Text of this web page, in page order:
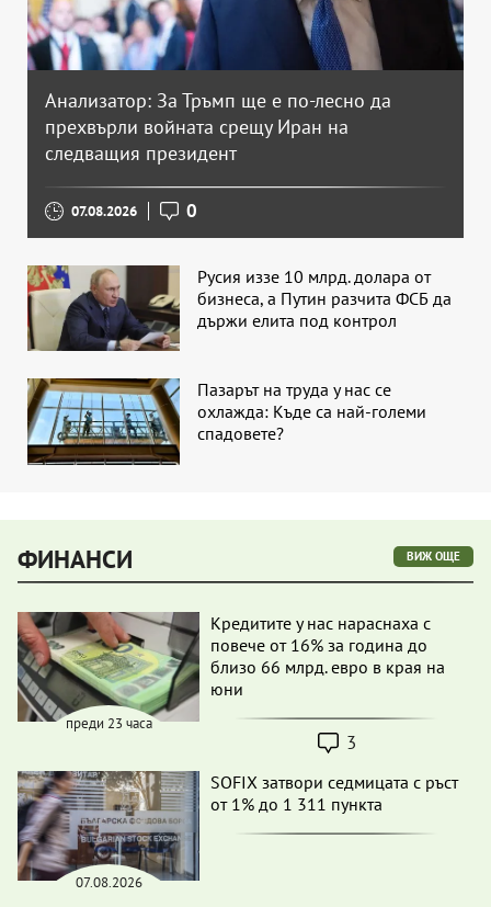
Анализатор: За Тръмп ще е по-лесно да
прехвърли войната срещу Иран на
следващия президент
07.08.2026 0
Русия иззе 10 млрд. долара от
бизнеса, а Путин разчита ФСБ да
държи елита под контрол
Пазарът на труда у нас се
охлажда: Къде са най-големи
спадовете?
ФИНАНСИ ВИЖ ОЩЕ
преди 23 часа
Кредитите у нас нараснаха с
повече от 16% за година до
близо 66 млрд. евро в края на
юни
3
07.08.2026
SOFIX затвори седмицата с ръст
от 1% до 1 311 пункта